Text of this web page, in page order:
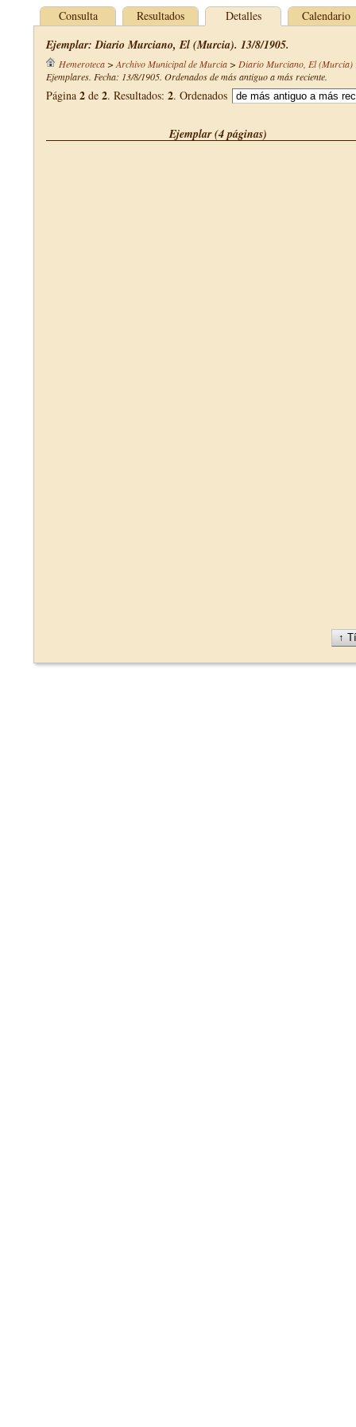
Consulta Resultados Detalles Calendario
Ejemplar: Diario Murciano, El (Murcia). 13/8/1905.
Hemeroteca> Archivo Municipal de Murcia> Diario Murciano, El (Murcia)
Ejemplares. Fecha: 13/8/1905. Ordenados de más antiguo a más reciente.
Página 2 de 2. Resultados: 2. Ordenados
Ejemplar (4 páginas)